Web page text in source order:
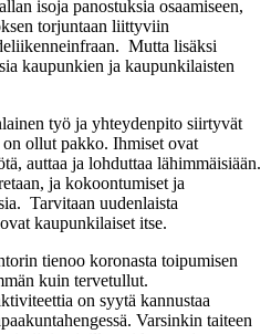
isoja panostuksia osaamiseen,
torjuntaan liittyviin
Mutta lisäksi
kaupunkien ja kaupunkilaisten
työ ja yhteydenpito siirtyvät
ollut pakko. Ihmiset ovat
auttaa ja lohduttaa lähimmäisiään.
ja kokoontumiset ja
Tarvitaan uudenlaista
kaupunkilaiset itse.
tienoo koronasta toipumisen
kuin tervetullut.
on syytä kannustaa
Varsinkin taiteen